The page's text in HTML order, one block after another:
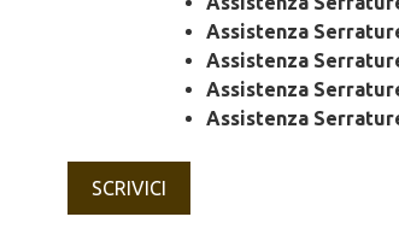
Assistenza
Assistenza
Assistenza
Assistenza
SCRIVICI